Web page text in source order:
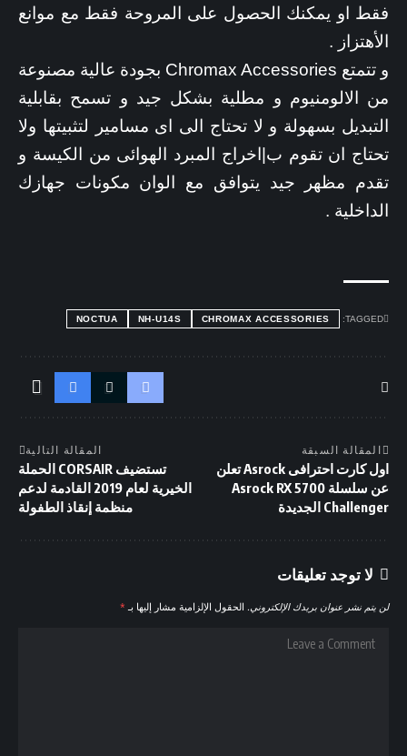
فقط او يمكنك الحصول على المروحة فقط مع موانع
الأهتزاز .
و تتمتع Chromax Accessories بجودة عالية مصنوعة
من الالومنيوم و مطلية بشكل جيد و تسمح بقابلية
التبديل بسهولة و لا تحتاج الى اى مسامير لتثبيتها ولا
تحتاج ان تقوم ب|اخراج المبرد الهوائى من الكيسة و
تقدم مظهر جيد يتوافق مع الوان مكونات جهازك
الداخلية .
TAGGED:
CHROMAX ACCESSORIES
NH-U14S
NOCTUA
المقالة السبقة
اول كارت احترافى Asrock تعلن
عن سلسلة Asrock RX 5700
Challenger الجديدة
المقالة التالية
تستضيف CORSAIR الحملة
الخيرية لعام 2019 القادمة لدعم
منظمة إنقاذ الطفولة
لا توجد تعليقات
لن يتم نشر عنوان بريدك الإلكتروني. الحقول الإلزامية مشار إليها بـ *